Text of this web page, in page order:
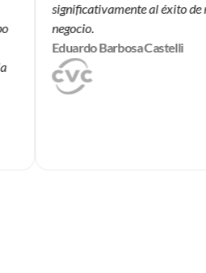
significativamente al éxito de
negocio.
Eduardo Barbosa Castelli